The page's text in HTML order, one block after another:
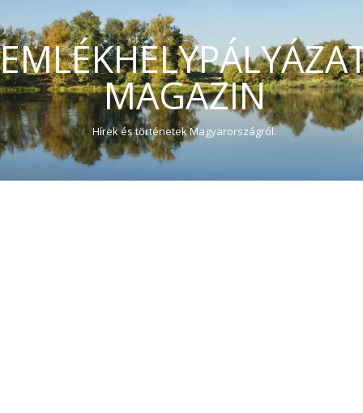
MAGAZIN
Hírek és történetek Magyarországról.